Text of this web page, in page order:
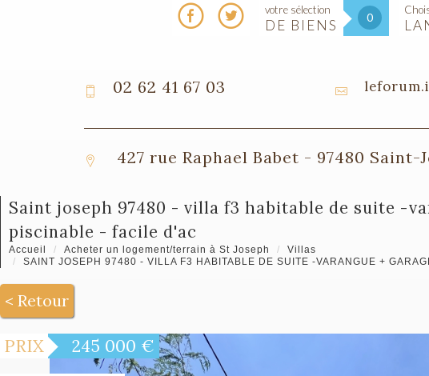
votre sélection
DE BIENS 0
02 62 41 67 03
427 rue Raphael Babet - 97480 Saint-
saint joseph 97480 - villa f3 habitable de suite -varangue + garage - terrain clos et
piscinable - facile d'ac
Accueil Acheter un logement/terrain à St Joseph
Villas
SAINT JOSEPH 97480 - VILLA F3 HABITABLE DE SUITE -VARANGUE +
< Retour
PRIX 245 000 €